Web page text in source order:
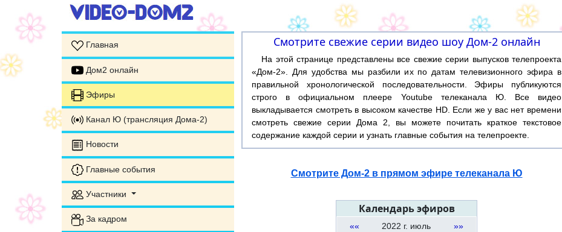
Главная
Дом2 онлайн
Эфиры
Канал Ю (трансляция Дома-2)
Новости
Главные события
Участники
За кадром
Смотрите свежие серии видео шоу Дом-2 онлайн
На этой странице представлены все свежие серии выпусков телепроекта
«Дом-2». Для удобства мы разбили их по датам телевизионного эфира в
правильной хронологической последовательности. Эфиры публикуются
строго в официальном плеере Youtube телеканала Ю. Все видео
выкладывается смотреть в высоком качестве HD. Если же у вас нет времени
смотреть свежие серии Дома 2, вы можете почитать краткое текстовое
содержание каждой серии и узнать главные события на телепроекте.
Смотрите Дом-2 в прямом эфире телеканала Ю
Календарь эфиров
«« 2022 г. июль
»»